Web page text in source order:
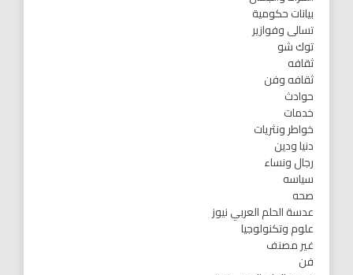
بيانات حكومية
تسالى وفوازير
توك شو
ثقافه
ثقافه وفن
حوادث
خدمات
خواطر ونثريات
دنيا ودين
رجال ونساء
سياسه
صحه
عدسة الحلم العربي نيوز
علوم وتكنولوجيا
غير مصنف
فن